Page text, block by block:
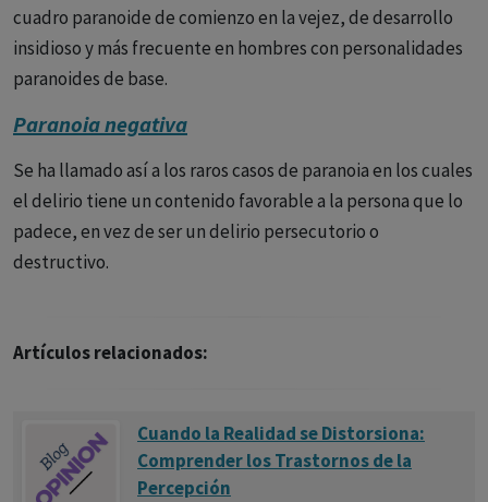
cuadro paranoide de comienzo en la vejez, de desarrollo
insidioso y más frecuente en hombres con personalidades
paranoides de base.
Paranoia negativa
Se ha llamado así a los raros casos de paranoia en los cuales
el delirio tiene un contenido favorable a la persona que lo
padece, en vez de ser un delirio persecutorio o
destructivo.
Artículos relacionados:
Cuando la Realidad se Distorsiona:
Comprender los Trastornos de la
Percepción